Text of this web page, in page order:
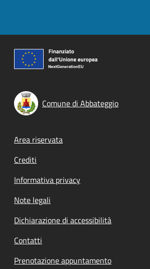
Comune di Abbateggio
Footer menu
Area riservata
Crediti
Informativa privacy
Note legali
Dichiarazione di accessibilità
Contatti
Prenotazione appuntamento